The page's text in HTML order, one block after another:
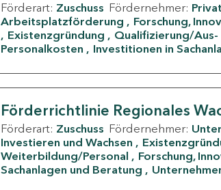
Förderart: Zuschuss Fördernehmer:
Arbeitsplatzförderung
Forschung,
Existenzgründung
Qualifizierung/
Personalkosten
Investitionen in
Förderrichtlinie Regionales
Förderart: Zuschuss Fördernehmer:
Investieren und Wachsen
Weiterbildung/Personal
Forschung,
Sachanlagen und Beratung